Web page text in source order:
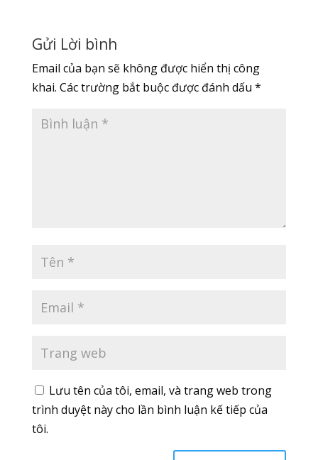
Gửi Lời bình
Email của bạn sẽ không được hiển thị công
khai. Các trường bắt buộc được đánh dấu *
Lưu tên của tôi, email, và trang web trong
trình duyệt này cho lần bình luận kế tiếp của
tôi.